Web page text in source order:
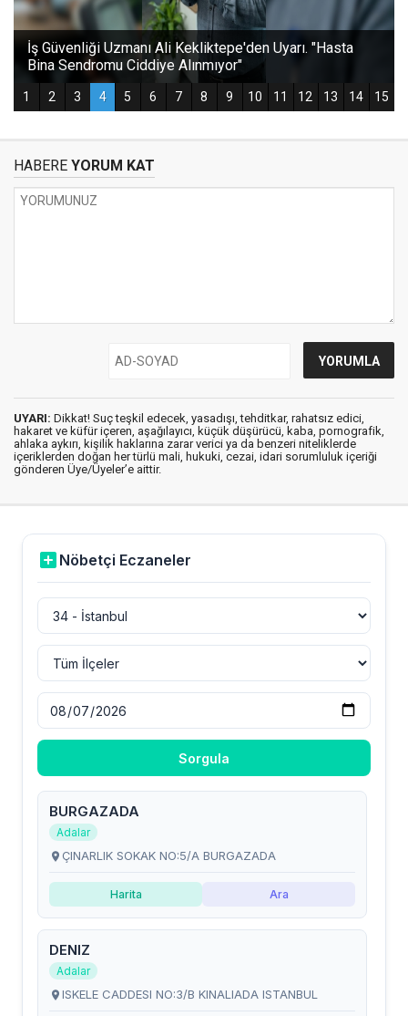
HABERE YORUM KAT
UYARI: Dikkat! Suç teşkil edecek, yasadışı, tehditkar, rahatsız edici,
hakaret ve küfür içeren, aşağılayıcı, küçük düşürücü, kaba, pornografik,
ahlaka aykırı, kişilik haklarına zarar verici ya da benzeri niteliklerde
içeriklerden doğan her türlü mali, hukuki, cezai, idari sorumluluk içeriği
gönderen Üye/Üyeler’e aittir.